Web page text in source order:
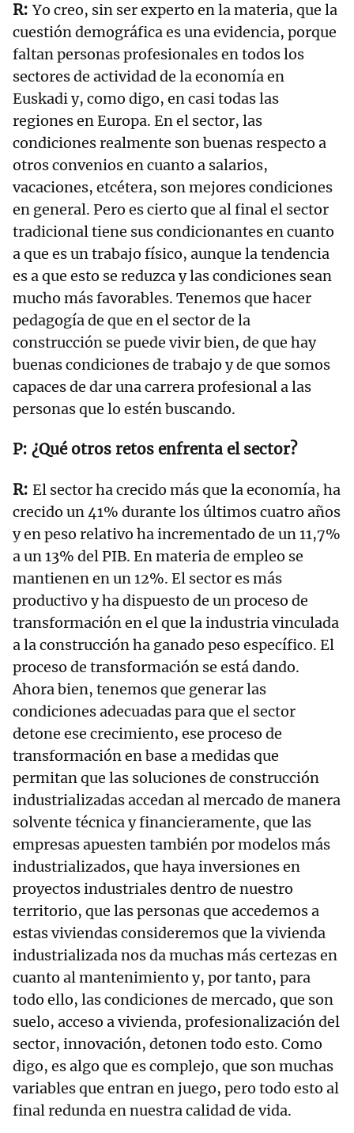
Yo creo, sin ser experto en la materia, que la
cuestión demográfica es una evidencia, porque
faltan personas profesionales en todos los
sectores de actividad de la economía en
Euskadi y, como digo, en casi todas las
regiones en Europa. En el sector, las
condiciones realmente son buenas respecto a
otros convenios en cuanto a salarios,
vacaciones, etcétera, son mejores condiciones
en general. Pero es cierto que al final el sector
tradicional tiene sus condicionantes en cuanto
a que es un trabajo físico, aunque la tendencia
es a que esto se reduzca y las condiciones sean
mucho más favorables. Tenemos que hacer
pedagogía de que en el sector de la
construcción se puede vivir bien, de que hay
buenas condiciones de trabajo y de que somos
capaces de dar una carrera profesional a las
personas que lo estén buscando.
¿Qué otros retos enfrenta el sector?
El sector ha crecido más que la economía, ha
crecido un 41% durante los últimos cuatro años
y en peso relativo ha incrementado de un 11,7%
a un 13% del PIB. En materia de empleo se
mantienen en un 12%. El sector es más
productivo y ha dispuesto de un proceso de
transformación en el que la industria vinculada
a la construcción ha ganado peso específico. El
proceso de transformación se está dando.
Ahora bien, tenemos que generar las
condiciones adecuadas para que el sector
detone ese crecimiento, ese proceso de
transformación en base a medidas que
permitan que las soluciones de construcción
industrializadas accedan al mercado de manera
solvente técnica y financieramente, que las
empresas apuesten también por modelos más
industrializados, que haya inversiones en
proyectos industriales dentro de nuestro
territorio, que las personas que accedemos a
estas viviendas consideremos que la vivienda
industrializada nos da muchas más certezas en
cuanto al mantenimiento y, por tanto, para
todo ello, las condiciones de mercado, que son
suelo, acceso a vivienda, profesionalización del
sector, innovación, detonen todo esto. Como
digo, es algo que es complejo, que son muchas
variables que entran en juego, pero todo esto al
final redunda en nuestra calidad de vida.